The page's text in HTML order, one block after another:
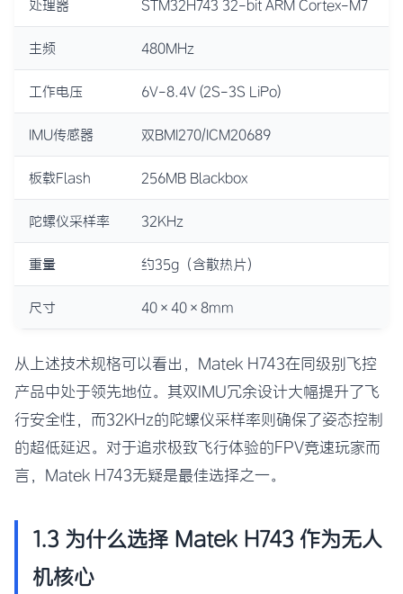
处理器 STM32H743 32-bit ARM Cortex-M7
主频 480MHz
工作电压 6V-8.4V (2S-3S LiPo)
IMU传感器 双BMI270/ICM20689
板载Flash 256MB Blackbox
陀螺仪采样率 32KHz
重量 约35g（含散热片）
尺寸 40×40×8mm
从上述技术规格可以看出，Matek H743在同级别飞控
产品中处于领先地位。其双IMU冗余设计大幅提升了飞
行安全性，而32KHz的陀螺仪采样率则确保了姿态控制
的超低延迟。对于追求极致飞行体验的FPV竞速玩家而
言，Matek H743无疑是最佳选择之一。
1.3 为什么选择 Matek H743 作为无人
机核心